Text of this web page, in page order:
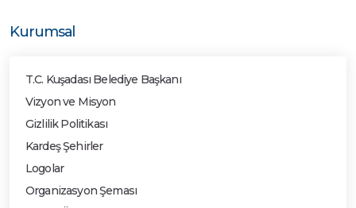
Kurumsal
T.C. Kuşadası Belediye Başkanı
Vizyon ve Misyon
Gizlilik Politikası
Kardeş Şehirler
Logolar
Organizasyon Şeması